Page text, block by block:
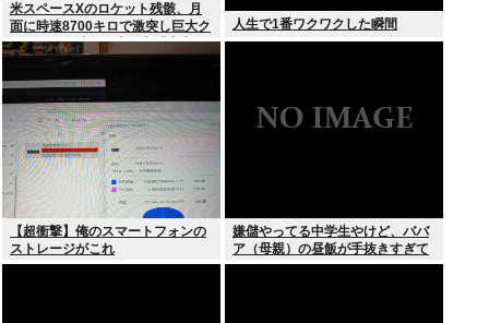
米スペースXのロケット残骸、月
面に時速8700キロで激突し巨大ク
レーター形成か…専門家「宇宙ご
み処分に無頓着」
人生で1番ワクワクした瞬間
【超衝撃】俺のスマートフォンの
ストレージがこれ
嫌儲やってる中学生やけど、ババ
ア（母親）の昼飯が手抜きすぎて
キレそう